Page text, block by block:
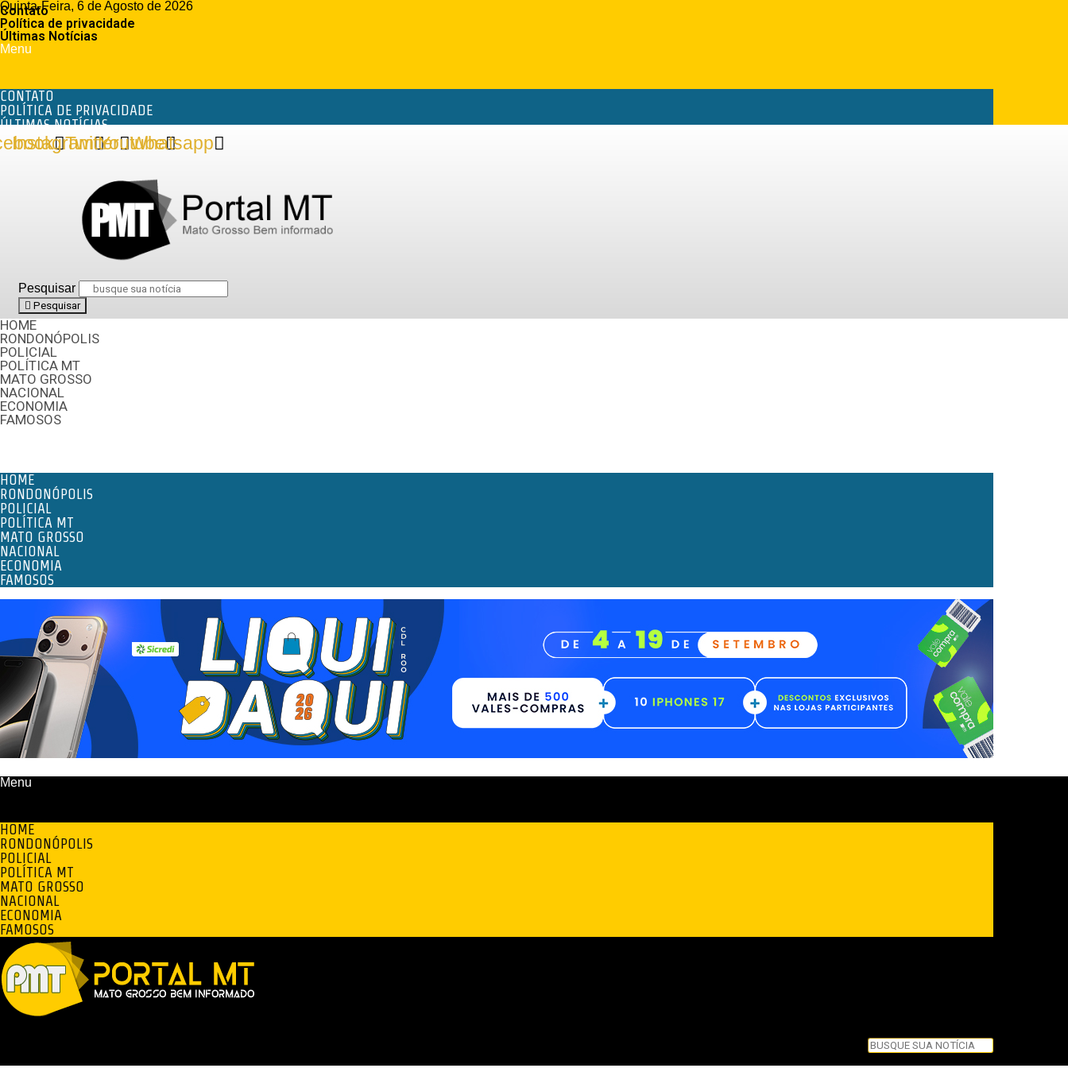
Quinta-Feira, 6 de Agosto de 2026
Contato
Política de privacidade
Últimas Notícias
Menu
CONTATO
POLÍTICA DE PRIVACIDADE
ÚLTIMAS NOTÍCIAS
InstagramTwitterYoutube
Whatsapp
Pesquisar
Pesquisar
HOME
RONDONÓPOLIS
POLICIAL
POLÍTICA MT
MATO GROSSO
NACIONAL
ECONOMIA
FAMOSOS
HOME
RONDONÓPOLIS
POLICIAL
POLÍTICA MT
MATO GROSSO
NACIONAL
ECONOMIA
FAMOSOS
Menu
HOME
RONDONÓPOLIS
POLICIAL
POLÍTICA MT
MATO GROSSO
NACIONAL
ECONOMIA
FAMOSOS